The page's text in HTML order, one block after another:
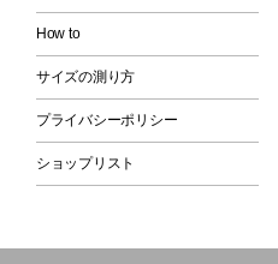
How to
サイズの測り方
プライバシーポリシー
ショップリスト